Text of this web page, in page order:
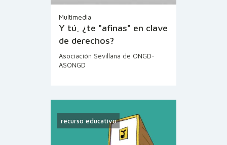
Multimedia
Y tú, ¿te "afinas" en clave
de derechos?
Asociación Sevillana de ONGD-
ASONGD
recurso educativo